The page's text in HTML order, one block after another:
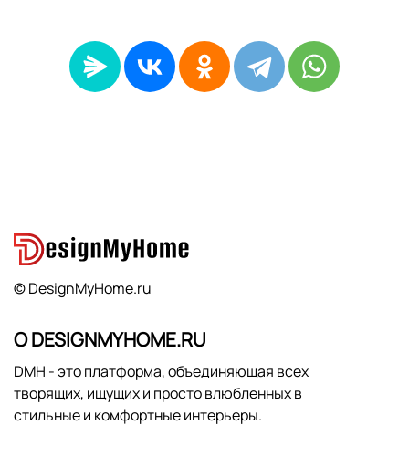
© DesignMyHome.ru
О DESIGNMYHOME.RU
DMH - это платформа, объединяющая всех
творящих, ищущих и просто влюбленных в
стильные и комфортные интерьеры.